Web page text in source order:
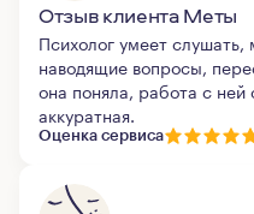
Отзыв клиента Меты
Психолог умеет слушать,
наводящие вопросы,
она поняла, работа с
аккуратная.
Оценка сервиса